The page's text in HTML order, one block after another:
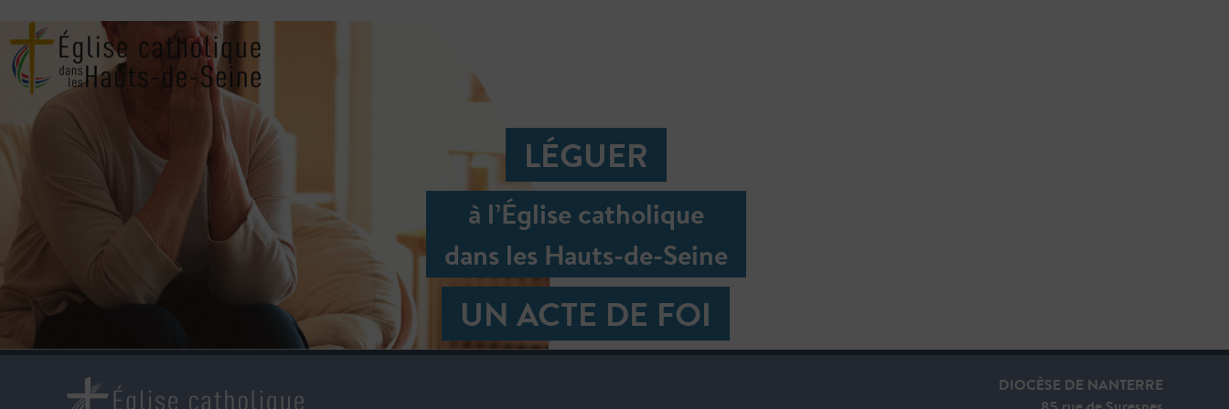
LÉGUER
à l’Église catholique
dans les Hauts-de-Seine
UN ACTE DE FOI
DIOCÈSE DE NANTERRE